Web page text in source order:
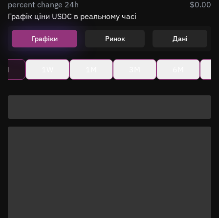
percent change 24h
$0.00
Графік ціни USDC в реальному часі
Графіки Ринок Дані